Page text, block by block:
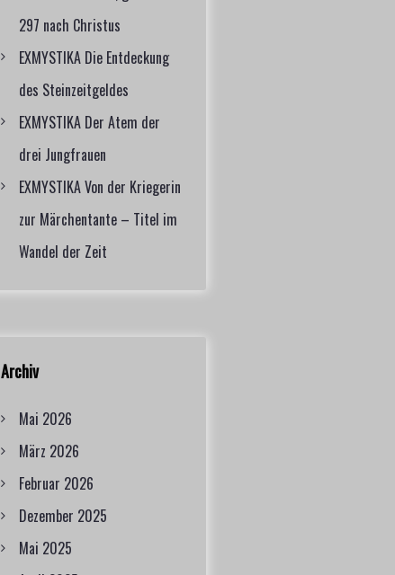
297 nach Christus
EXMYSTIKA Die Entdeckung
des Steinzeitgeldes
EXMYSTIKA Der Atem der
drei Jungfrauen
EXMYSTIKA Von der Kriegerin
zur Märchentante – Titel im
Wandel der Zeit
Archiv
Mai 2026
März 2026
Februar 2026
Dezember 2025
Mai 2025